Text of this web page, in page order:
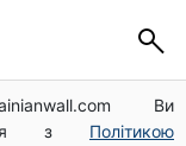
Ви
з Політикою
обмін
посвідчення